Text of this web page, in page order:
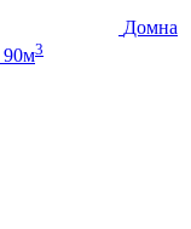
Домна
90м3